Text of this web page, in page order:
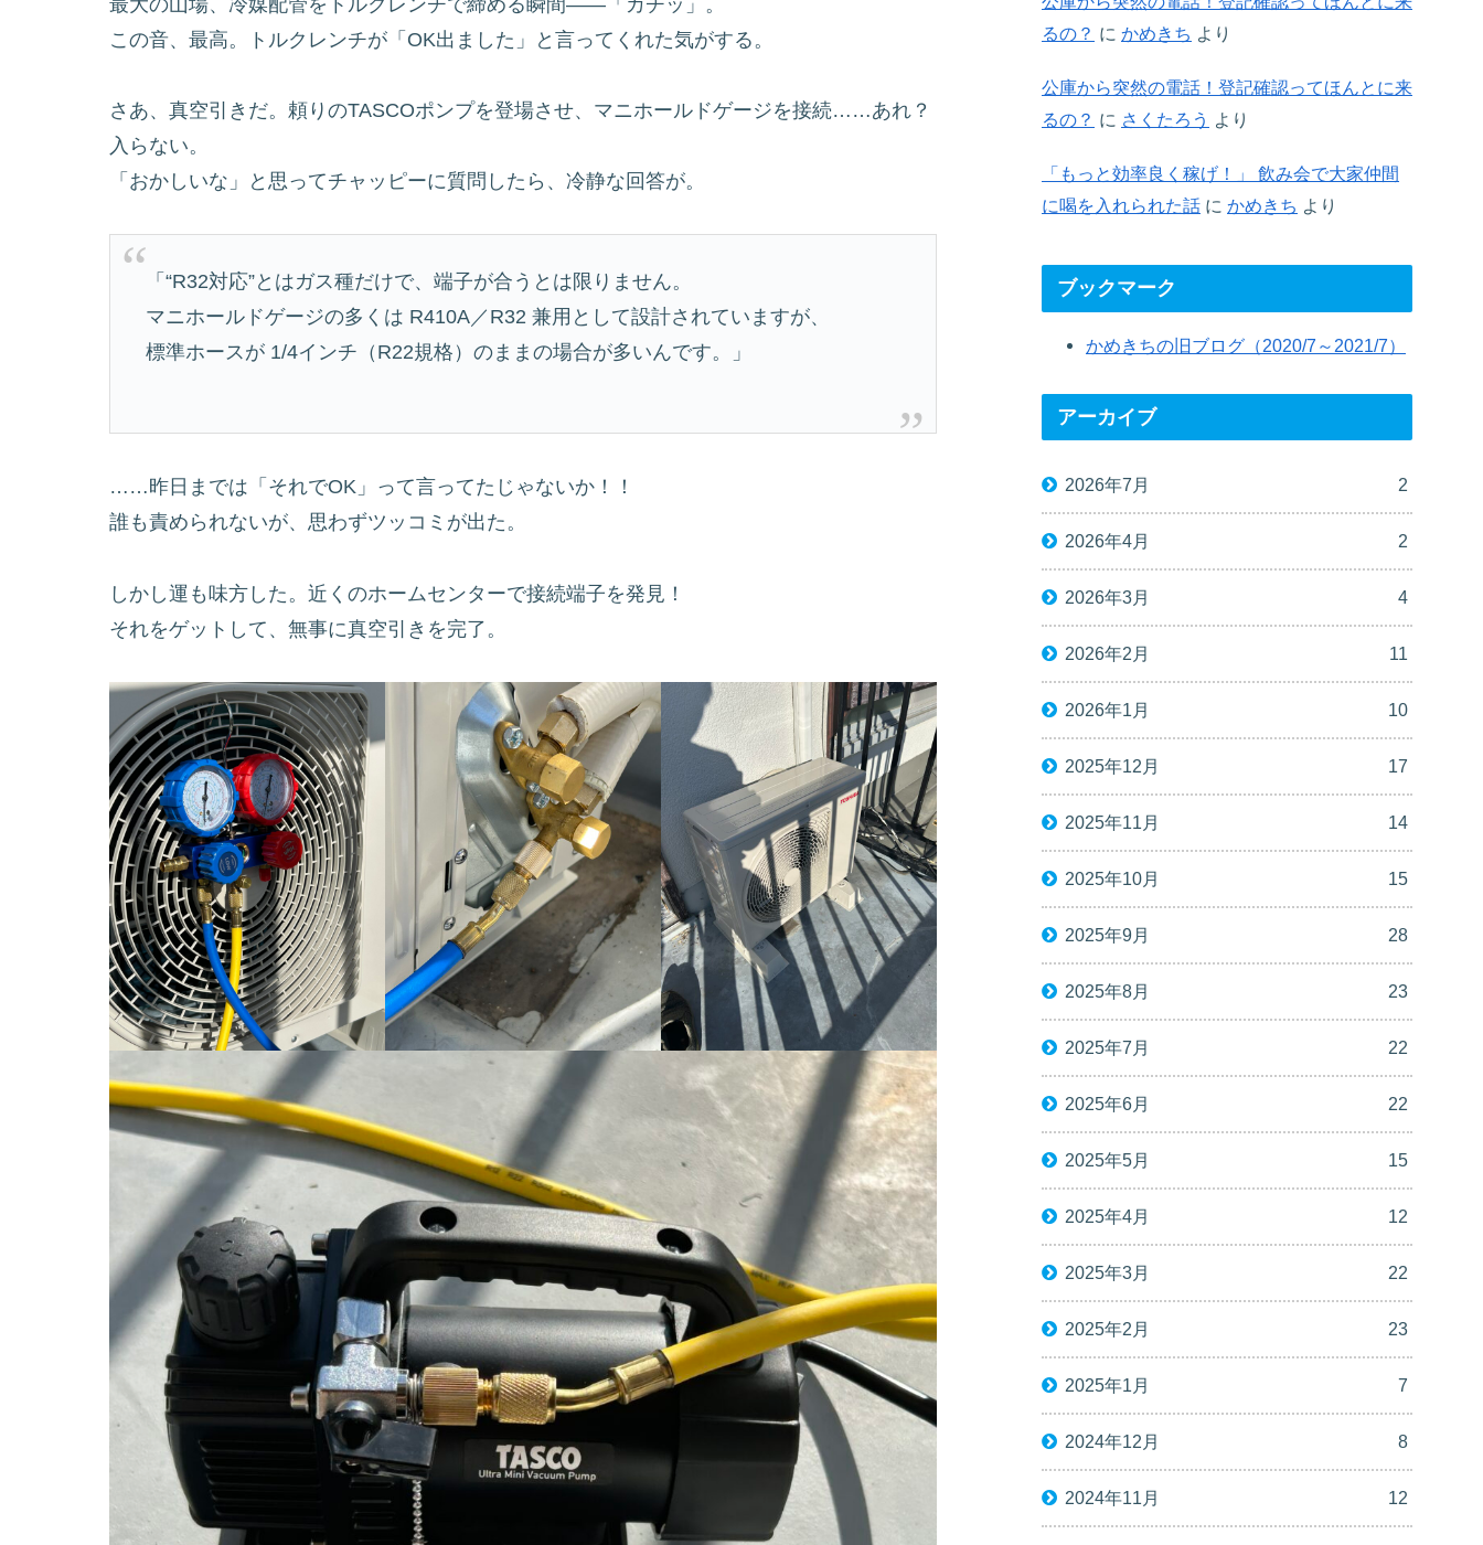
この音、最高。トルクレンチが「OK出ました」と言ってくれた気がする。
さあ、真空引きだ。頼りのTASCOポンプを登場させ、マニホールドゲージを接続……あれ？
入らない。
「おかしいな」と思ってチャッピーに質問したら、冷静な回答が。
「“R32対応”とはガス種だけで、端子が合うとは限りません。
マニホールドゲージの多くは R410A／R32 兼用として設計されていますが、
標準ホースが 1/4インチ（R22規格）のままの場合が多いんです。」
……昨日までは「それでOK」って言ってたじゃないか！！
誰も責められないが、思わずツッコミが出た。
しかし運も味方した。近くのホームセンターで接続端子を発見！
それをゲットして、無事に真空引きを完了。
るの？ に かめきち より
公庫から突然の電話！登記確認ってほんとに来
るの？ に さくたろう より
「もっと効率良く稼げ！」 飲み会で大家仲間
に喝を入れられた話 に かめきち より
ブックマーク
かめきちの旧ブログ（2020/7～2021/7）
アーカイブ
2026年7月 2
2026年4月 2
2026年3月 4
2026年2月 11
2026年1月 10
2025年12月 17
2025年11月 14
2025年10月 15
2025年9月 28
2025年8月 23
2025年7月 22
2025年6月 22
2025年5月 15
2025年4月 12
2025年3月 22
2025年2月 23
2025年1月 7
2024年12月 8
2024年11月 12